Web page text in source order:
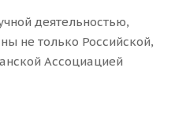
деятельностью,
не только Российской,
Ассоциацией